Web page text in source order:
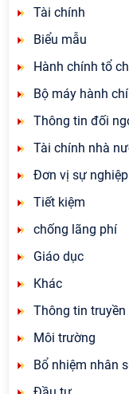
Tài chính
Biểu mẫu
Hành chính tổ
Bộ máy hành
Thông tin đối
Tài chính nhà
Đơn vị sự
Tiết kiệm
chống lãng phí
Giáo dục
Khác
Thông tin truyền
Môi trường
Bổ nhiệm nhân